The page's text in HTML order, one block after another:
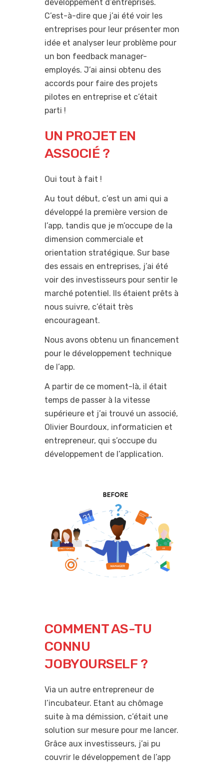
développement d’entreprises.
C’est-à-dire que j’ai été voir les
entreprises pour leur présenter mon
idée et analyser leur problème pour
un bon feedback manager-
employés. J’ai ainsi obtenu des
accords pour faire des projets
pilotes en entreprise et c’était
parti !
UN PROJET EN
ASSOCIÉ ?
Oui tout à fait !
Au tout début, c’est un ami qui a
développé la première version de
l’app, tandis que je m’occupe de la
dimension commerciale et
orientation stratégique. Sur base
des essais en entreprises, j’ai été
voir des investisseurs pour sentir le
marché potentiel. Ils étaient prêts à
nous suivre, c’était très
encourageant.
Nous avons obtenu un financement
pour le développement technique
de l’app.
A partir de ce moment-là, il était
temps de passer à la vitesse
supérieure et j’ai trouvé un associé,
Olivier Bourdoux, informaticien et
entrepreneur, qui s’occupe du
développement de l’application.
COMMENT AS-TU
CONNU
JOBYOURSELF ?
Via un autre entrepreneur de
l’incubateur. Etant au chômage
suite à ma démission, c’était une
solution sur mesure pour me lancer.
Grâce aux investisseurs, j’ai pu
couvrir le développement de l’app